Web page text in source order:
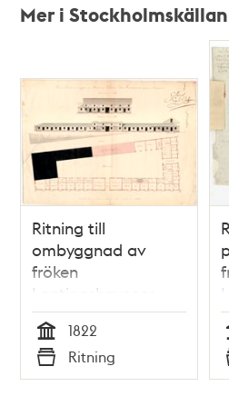
Mer i Stockholmskällan
Ritning till
ombyggnad av
fröken
Lantingshausens
uthus på
Blasieholmen 1822
Tid
1822
Typ
Ritning